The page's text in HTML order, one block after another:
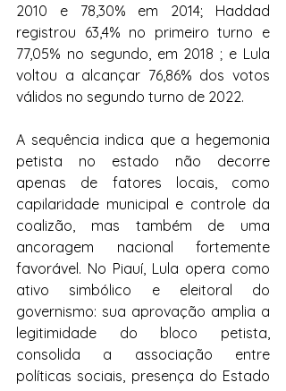
2010 e 78,30% em 2014; Haddad
registrou 63,4% no primeiro turno e
77,05% no segundo, em 2018 ; e Lula
voltou a alcançar 76,86% dos votos
válidos no segundo turno de 2022.
A sequência indica que a hegemonia
petista no estado não decorre
apenas de fatores locais, como
capilaridade municipal e controle da
coalizão, mas também de uma
ancoragem nacional fortemente
favorável. No Piauí, Lula opera como
ativo simbólico e eleitoral do
governismo: sua aprovação amplia a
legitimidade do bloco petista,
consolida a associação entre
políticas sociais, presença do Estado